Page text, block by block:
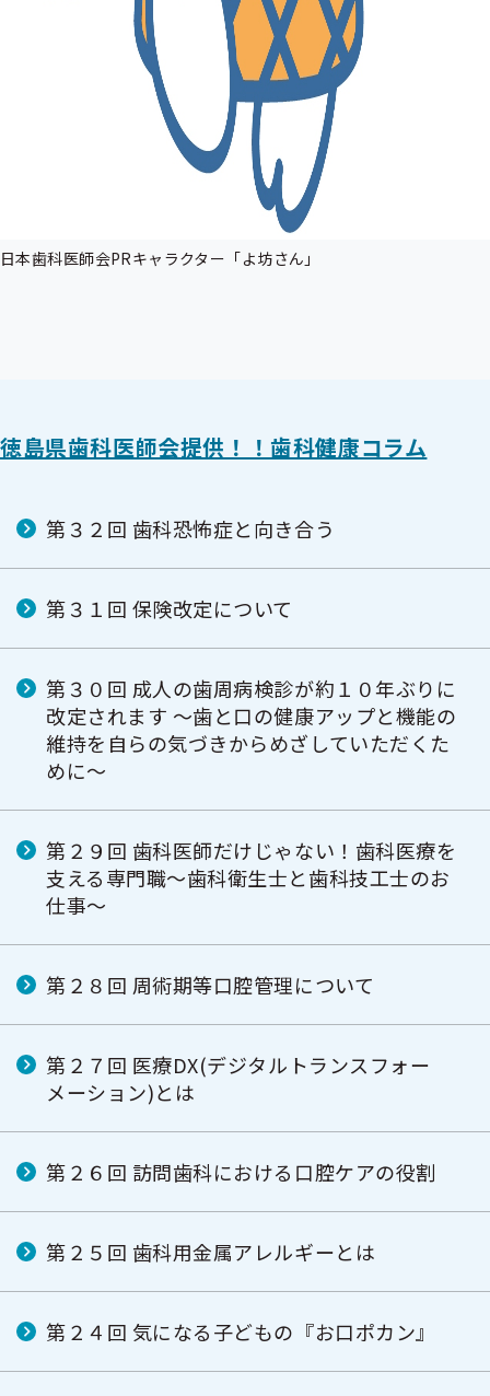
日本歯科医師会PRキャラクター「よ坊さん」
徳島県歯科医師会提供！！歯科健康コラム
第３２回 歯科恐怖症と向き合う
第３１回 保険改定について
第３０回 成人の歯周病検診が約１０年ぶりに
改定されます ～歯と口の健康アップと機能の
維持を自らの気づきからめざしていただくた
めに～
第２９回 歯科医師だけじゃない！歯科医療を
支える専門職～歯科衛生士と歯科技工士のお
仕事～
第２８回 周術期等口腔管理について
第２７回 医療DX(デジタルトランスフォー
メーション)とは
第２６回 訪問歯科における口腔ケアの役割
第２５回 歯科用金属アレルギーとは
第２４回 気になる子どもの『お口ポカン』